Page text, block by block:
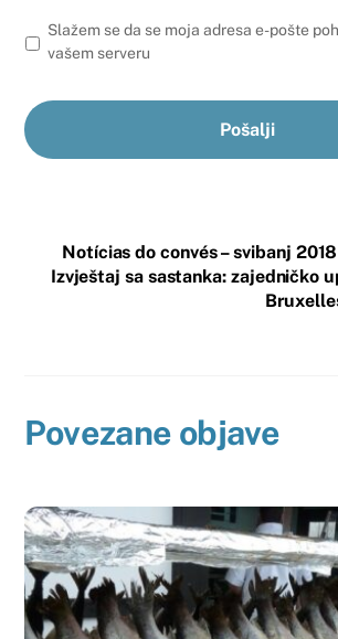
Slažem se da se moja adresa e-pošte
vašem serveru
Notícias do convés – svibanj 2018
Izvještaj sa sastanka: zajedničko
Povezane objave